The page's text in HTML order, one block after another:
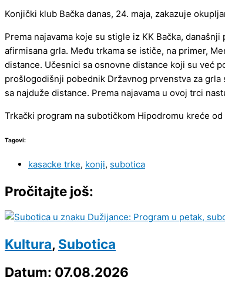
Konjički klub Bačka danas, 24. maja, zakazuje
Prema najavama koje su stigle iz KK Bačka,
afirmisana grla. Među trkama se ističe, na primer,
distance. Učesnici sa osnovne distance koji su već
prošlogodišnji pobednik Državnog prvenstva za
sa najduže distance. Prema najavama u ovoj trci
Trkački program na subotičkom Hipodromu kreće od
Tagovi:
kasacke trke, konji, subotica
Pročitajte još:
Kultura, Subotica
Datum: 07.08.2026